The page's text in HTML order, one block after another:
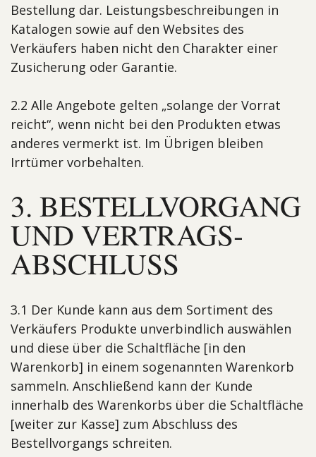
Bestellung dar. Leistungsbeschreibungen in
Katalogen sowie auf den Websites des
Verkäufers haben nicht den Charakter einer
Zusicherung oder Garantie.
2.2 Alle Angebote gelten „solange der Vorrat
reicht“, wenn nicht bei den Produkten etwas
anderes vermerkt ist. Im Übrigen bleiben
Irrtümer vorbehalten.
3. BESTELL­VORGANG
UND VERTRAGS­
ABSCHLUSS
3.1 Der Kunde kann aus dem Sortiment des
Verkäufers Produkte unverbindlich auswählen
und diese über die Schaltfläche [in den
Warenkorb] in einem sogenannten Warenkorb
sammeln. Anschließend kann der Kunde
innerhalb des Warenkorbs über die Schaltfläche
[weiter zur Kasse] zum Abschluss des
Bestellvorgangs schreiten.